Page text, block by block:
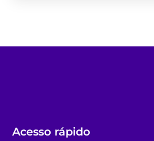
Acesso rápido